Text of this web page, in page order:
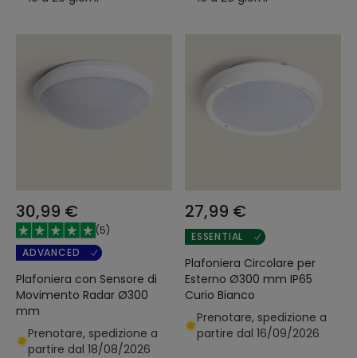
30,99 €
(5)
ADVANCED
Plafoniera con Sensore di
Movimento Radar Ø300
mm
Prenotare, spedizione a
partire dal 18/08/2026
27,99 €
ESSENTIAL
Plafoniera Circolare per
Esterno Ø300 mm IP65
Curio Bianco
Prenotare, spedizione a
partire dal 16/09/2026